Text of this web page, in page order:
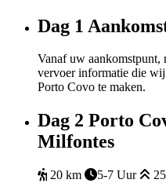
Dag 1
Vanaf uw aankomstpunt,
vervoer informatie die
Porto Covo te maken.
Dag 2 Porto
Milfontes
20 km 5-7 Uur